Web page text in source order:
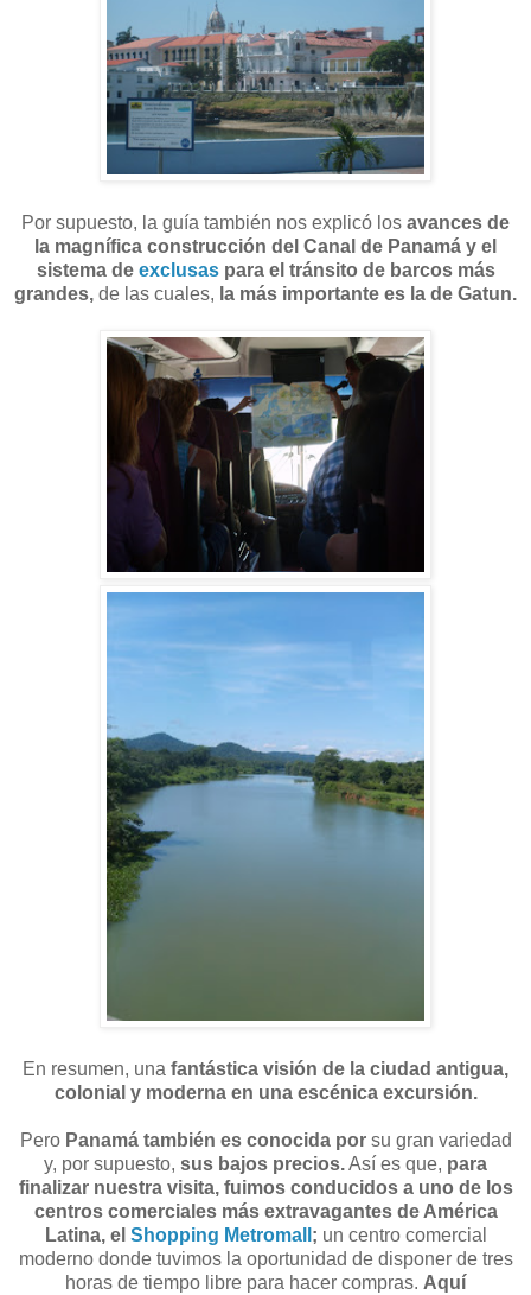
Por supuesto, la guía también nos explicó los avances de
la magnífica construcción del Canal de Panamá y el
sistema de exclusaspara el tránsito de barcos más
grandes, de las cuales, la más importante es la de Gatun.
En resumen, una fantástica visión de la ciudad antigua,
colonial y moderna en una escénica excursión.
Pero Panamá también es conocida porsu gran variedad
y, por supuesto, sus bajos precios.Así es que, para
finalizar nuestra visita, fuimos conducidos a uno de los
centros comerciales más extravagantes de América
Latina, el Shopping Metromall ; un centro comercial
moderno donde tuvimos la oportunidad de disponer de tres
horas de tiempo libre para hacer compras. Aquí